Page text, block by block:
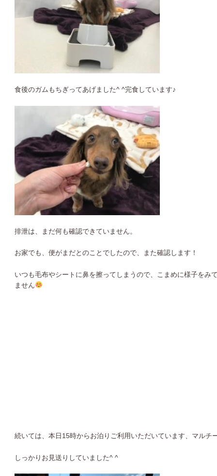
食後のガムもちぎってあげました^ ^完食しています♪
排泄は、まだ何も確認できていません。
お家でも、便がまだとのことでしたので、また確認します！
いつも毛布やシートに鼻を擦ってしまうので、こまめに様子をみ
ません
続いては、本日15時からお泊りご利用いただいています、マルチ
しっかりお見送りしていました^ ^